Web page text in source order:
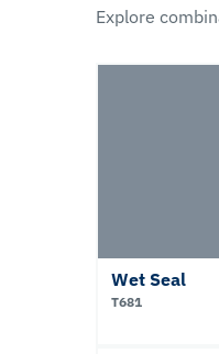
Explore
Wet Seal
T681